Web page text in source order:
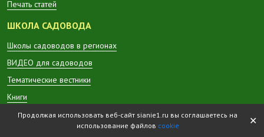
Печать статей
ШКОЛА САДОВОДА
Школы садоводов в регионах
ВИДЕО для садоводов
Тематические вестники
Книги
ПРОДУКЦИЯ ✕
Продолжая использовать веб-сайт sianie1.ru вы соглашаетесь на
использование файлов cookie